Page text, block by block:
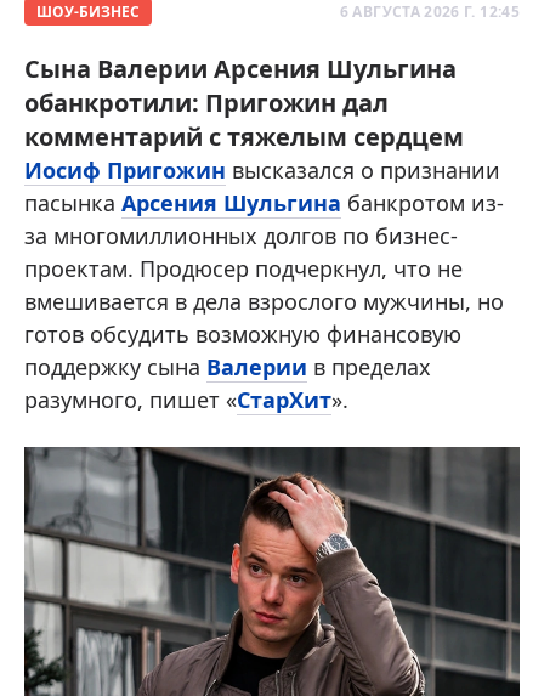
ШОУ-БИЗНЕС 6 АВГУСТА 2026 Г. 12:45
Сына Валерии Арсения Шульгина
обанкротили: Пригожин дал
комментарий с тяжелым сердцем
Иосиф Пригожин высказался о признании
пасынка Арсения Шульгина банкротом из-
за многомиллионных долгов по бизнес-
проектам. Продюсер подчеркнул, что не
вмешивается в дела взрослого мужчины, но
готов обсудить возможную финансовую
поддержку сына Валерии в пределах
разумного, пишет «СтарХит».